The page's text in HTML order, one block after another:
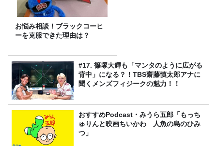
お悩み相談！ブラックコーヒ
ーを克服できた理由は？
#17. 篠塚大輝も「マンタのように広がる
背中」になる？！TBS齋藤慎太郎アナに
聞くメンズフィジークの魅力！！
おすすめPodcast・みうら五郎「もっち
ゅりんと映画ちいかわ 人魚の島のひみ
つ」